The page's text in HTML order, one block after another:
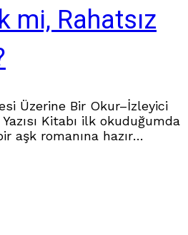
mi, Rahatsız
Üzerine Bir Okur–İzleyici
Kitabı ilk okuduğumda
aşk romanına hazır
kokan bir sevda
çizginin sürekli silinip
yer beni huzursuz eden,
gerçekten iyi mi?”